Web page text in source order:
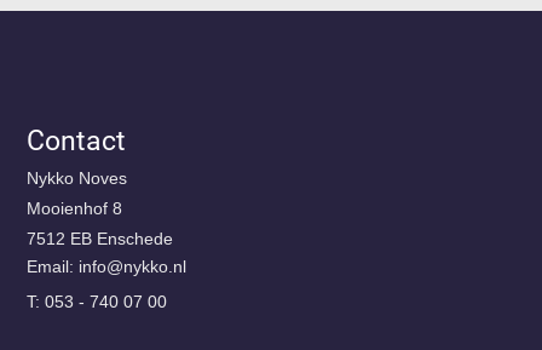
Contact
Nykko Noves
Mooienhof 8
7512 EB Enschede
Email:
ln.okkyn
@ofni
T: 053 - 740 07 00